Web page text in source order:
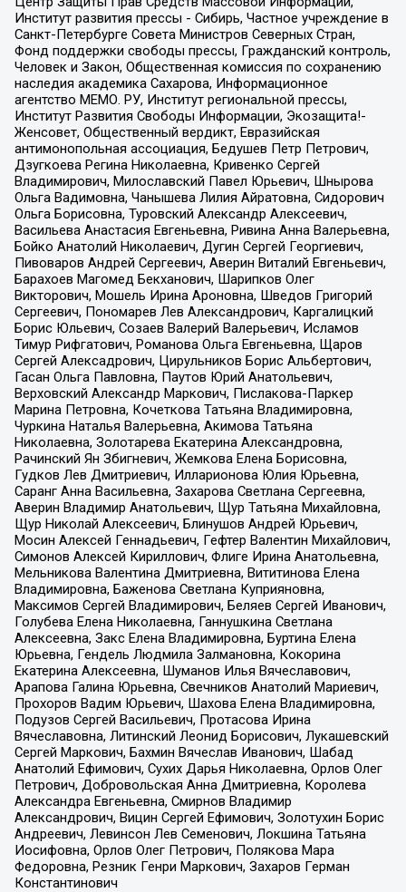
Институт развития прессы - Сибирь, Частное учреждение в
Санкт-Петербурге Совета Министров Северных Стран,
Фонд поддержки свободы прессы, Гражданский контроль,
Человек и Закон, Общественная комиссия по сохранению
наследия академика Сахарова, Информационное
агентство МЕМО. РУ, Институт региональной прессы,
Институт Развития Свободы Информации, Экозащита!-
Женсовет, Общественный вердикт, Евразийская
антимонопольная ассоциация, Бедушев Петр Петрович,
Дзугкоева Регина Николаевна, Кривенко Сергей
Владимирович, Милославский Павел Юрьевич, Шнырова
Ольга Вадимовна, Чанышева Лилия Айратовна, Сидорович
Ольга Борисовна, Туровский Александр Алексеевич,
Васильева Анастасия Евгеньевна, Ривина Анна Валерьевна,
Бойко Анатолий Николаевич, Дугин Сергей Георгиевич,
Пивоваров Андрей Сергеевич, Аверин Виталий Евгеньевич,
Барахоев Магомед Бекханович, Шарипков Олег
Викторович, Мошель Ирина Ароновна, Шведов Григорий
Сергеевич, Пономарев Лев Александрович, Каргалицкий
Борис Юльевич, Созаев Валерий Валерьевич, Исламов
Тимур Рифгатович, Романова Ольга Евгеньевна, Щаров
Сергей Алексадрович, Цирульников Борис Альбертович,
Гасан Ольга Павловна, Паутов Юрий Анатольевич,
Верховский Александр Маркович, Пислакова-Паркер
Марина Петровна, Кочеткова Татьяна Владимировна,
Чуркина Наталья Валерьевна, Акимова Татьяна
Николаевна, Золотарева Екатерина Александровна,
Рачинский Ян Збигневич, Жемкова Елена Борисовна,
Гудков Лев Дмитриевич, Илларионова Юлия Юрьевна,
Саранг Анна Васильевна, Захарова Светлана Сергеевна,
Аверин Владимир Анатольевич, Щур Татьяна Михайловна,
Щур Николай Алексеевич, Блинушов Андрей Юрьевич,
Мосин Алексей Геннадьевич, Гефтер Валентин Михайлович,
Симонов Алексей Кириллович, Флиге Ирина Анатольевна,
Мельникова Валентина Дмитриевна, Вититинова Елена
Владимировна, Баженова Светлана Куприяновна,
Максимов Сергей Владимирович, Беляев Сергей Иванович,
Голубева Елена Николаевна, Ганнушкина Светлана
Алексеевна, Закс Елена Владимировна, Буртина Елена
Юрьевна, Гендель Людмила Залмановна, Кокорина
Екатерина Алексеевна, Шуманов Илья Вячеславович,
Арапова Галина Юрьевна, Свечников Анатолий Мариевич,
Прохоров Вадим Юрьевич, Шахова Елена Владимировна,
Подузов Сергей Васильевич, Протасова Ирина
Вячеславовна, Литинский Леонид Борисович, Лукашевский
Сергей Маркович, Бахмин Вячеслав Иванович, Шабад
Анатолий Ефимович, Сухих Дарья Николаевна, Орлов Олег
Петрович, Добровольская Анна Дмитриевна, Королева
Александра Евгеньевна, Смирнов Владимир
Александрович, Вицин Сергей Ефимович, Золотухин Борис
Андреевич, Левинсон Лев Семенович, Локшина Татьяна
Иосифовна, Орлов Олег Петрович, Полякова Мара
Федоровна, Резник Генри Маркович, Захаров Герман
Константинович